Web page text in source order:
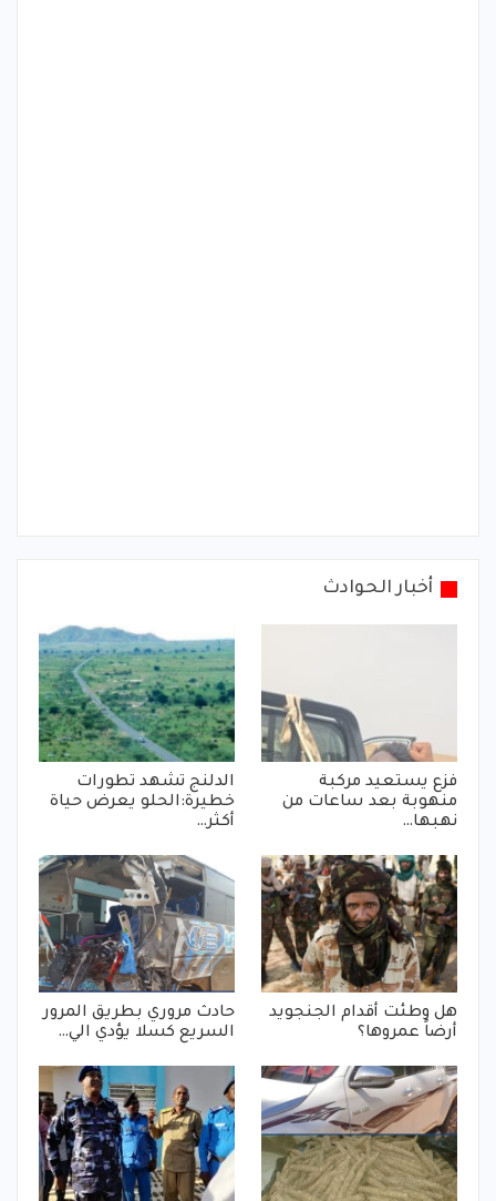
أخبار الحوادث
فزع يستعيد مركبة
منهوبة بعد ساعات من
نهبها…
الدلنج تشهد تطورات
خطيرة:الحلو يعرض حياة
أكثر…
هل وطئت أقدام الجنجويد
أرضاً عمروها؟
حادث مروري بطريق المرور
السريع كسلا يؤدي الي…